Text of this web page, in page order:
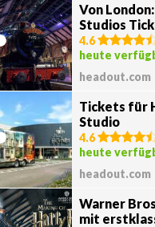
Von
Studios
4.6
heute
headout.com
Tickets für
Studio
4.6
heute
headout.com
Warner
mit